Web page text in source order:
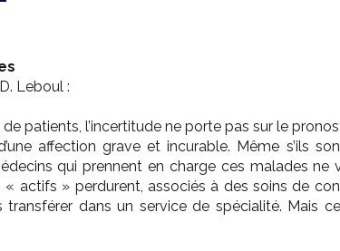
Leboul :
patients, l’incertitude ne porte pas sur le
affection grave et incurable. Même s’ils
qui prennent en charge ces malades
actifs » perdurent, associés à des soins de
dans un service de spécialité. Mais